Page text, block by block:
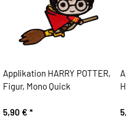
Applikation HARRY POTTER,
Figur, Mono Quick
5,90 € *